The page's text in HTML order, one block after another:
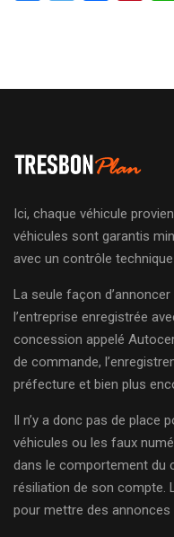
Ici, chaque véhicule
véhicules sont garantis
avec un contrôle technique
La seule façon
l’entreprise enregistrée
concession appelé
de commande,
préfecture et bien plus
Il n’y a donc pas de place
véhicules ou les faux
dans le comportement du
résiliation de son compte.
pour mettre des